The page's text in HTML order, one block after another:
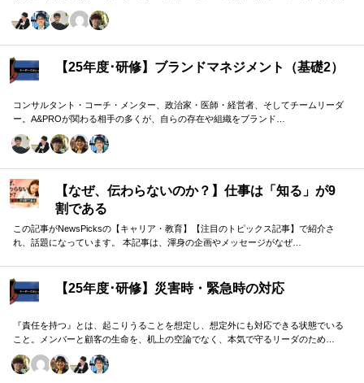
を、実例を交えて深く学びます。 単なる知識の習得にとどまらず、現場で直面する
【25年度･研修】ブランドマネジメント（基礎2）
コンサルタント・コーチ・メンター、政治家・医師・経営者、そしてチームリーダ
ー。A&PROが関わる相手の多くが、自らの存在や組織をブランド…
【なぜ、伝わらないのか？】仕事は「知る」が9
割である
この記事がNewsPicksの【キャリア・教育】【注目のトピックス記事】で紹介さ
れ、話題になっています。 本記事は、渾身の企画やメッセージがなぜ…
【25年度･研修】災害時・緊急時の対応
『責任を持つ』とは、起こりうることを想定し、想定外にも対応できる状態でいる
こと。メンバーと顧客の生命を、机上の空論でなく、本気で守るリーダのため…